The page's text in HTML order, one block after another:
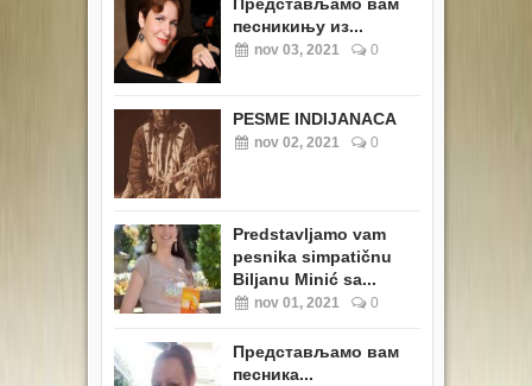
Представљамо вам
песникињу из...
nov 03, 2021 0
PESME INDIJANACA
nov 02, 2021 0
Predstavljamo vam
pesnika simpatičnu
Biljanu Minić sa...
nov 01, 2021 0
Представљамо вам
песника...